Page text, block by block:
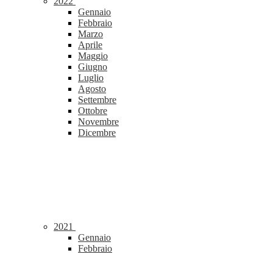
Gennaio
Febbraio
Marzo
Aprile
Maggio
Giugno
Luglio
Agosto
Settembre
Ottobre
Novembre
Dicembre
2021
Gennaio
Febbraio